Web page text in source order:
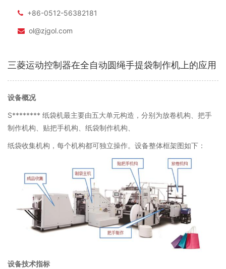
+86-0512-56382181
ol@zjgol.com
三菱运动控制器在全自动圆绳手提袋制作机上的应用
设备概况
S******** 纸袋机最主要由五大单元构造，分别为放卷机构、把手
制作机构、贴把手机构、纸袋制作机构、
纸袋收集机构，每个机构都可独立操作。设备整体框架图如下：
设备技术指标